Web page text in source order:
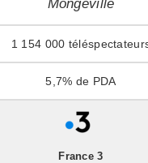
Mongeville
1 154 000
5,7%
France 3